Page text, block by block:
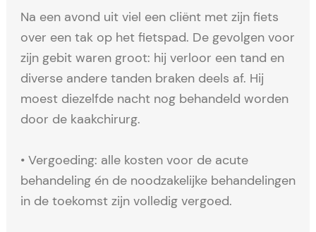
Na een avond uit viel een cliënt met zijn fiets
over een tak op het fietspad. De gevolgen voor
zijn gebit waren groot: hij verloor een tand en
diverse andere tanden braken deels af. Hij
moest diezelfde nacht nog behandeld worden
door de kaakchirurg.
• Vergoeding: alle kosten voor de acute
behandeling én de noodzakelijke behandelingen
in de toekomst zijn volledig vergoed.